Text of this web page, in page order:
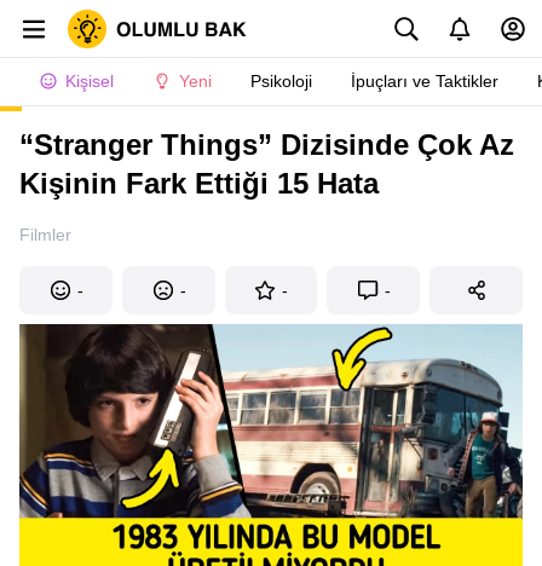
Kişisel Yeni Psikoloji İpuçları ve Taktikler
“Stranger Things” Dizisinde Çok Az
Kişinin Fark Ettiği 15 Hata
Filmler
- - - -